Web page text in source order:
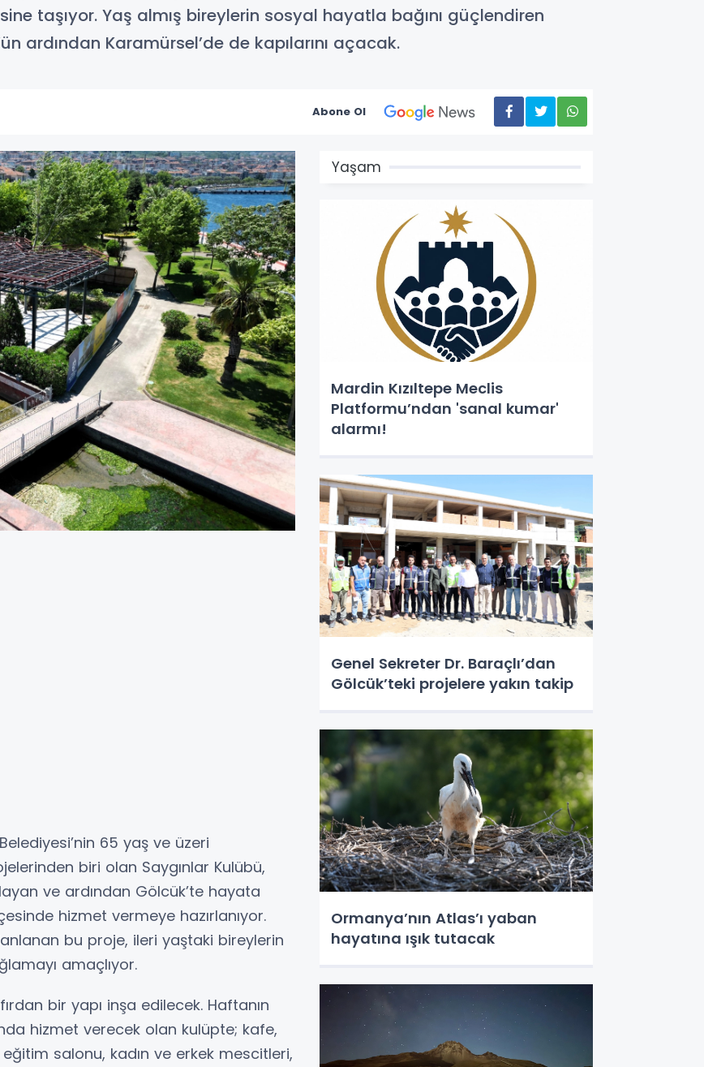
taşıyor. Yaş almış bireylerin sosyal hayatla bağını güçlendiren
ardından Karamürsel’de de kapılarını açacak.
Abone Ol
65 yaş ve üzeri
biri olan Saygınlar Kulübü,
ve ardından Gölcük’te hayata
hizmet vermeye hazırlanıyor.
bu proje, ileri yaştaki bireylerin
amaçlıyor.
bir yapı inşa edilecek. Haftanın
hizmet verecek olan kulüpte; kafe,
salonu, kadın ve erkek mescitleri,
Yaşam
Mardin Kızıltepe Meclis
Platformu’ndan 'sanal kumar'
alarmı!
Genel Sekreter Dr. Baraçlı’dan
Gölcük’teki projelere yakın takip
Ormanya’nın Atlas’ı yaban
hayatına ışık tutacak